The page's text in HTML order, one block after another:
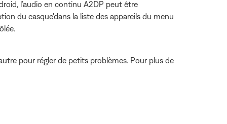
l’audio en continu A2DP peut être
du casque'dans la liste des appareils du menu
pour régler de petits problèmes. Pour plus de